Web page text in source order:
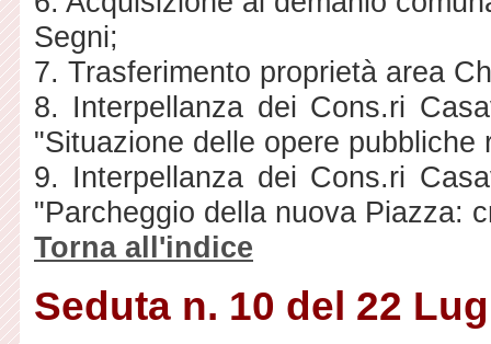
Segni;
7. Trasferimento proprietà area
8. Interpellanza dei Cons.ri
"Situazione delle opere
9. Interpellanza dei Cons.ri
"Parcheggio della nuova Piazza:
Torna all'indice
Seduta n. 10 del 22